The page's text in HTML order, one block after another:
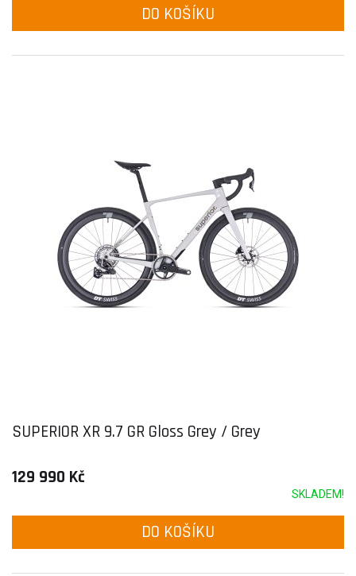
DO KOŠÍKU
SUPERIOR XR 9.7 GR Gloss Grey / Grey
129 990 Kč
SKLADEM!
DO KOŠÍKU